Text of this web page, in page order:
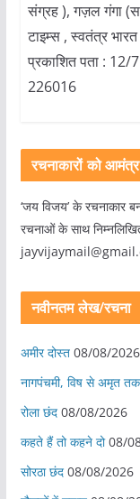
संग्रह ), गज़ल गंगा
टाइम्स , स्वतंत्र
प्रकाशित पता : 12/
226016
रचनाकारों को
‘जय विजय’ के रचनाकार
रचनाओं के साथ
नवीनतम लेख/रचना
अमीर दोस्त 08/08/2026
नागपंचमी, ​विष से अमृत तक
रोला छंद 08/08/2026
कहते हैं तो कहने दो 08/
सोरठा छंद 08/08/2026